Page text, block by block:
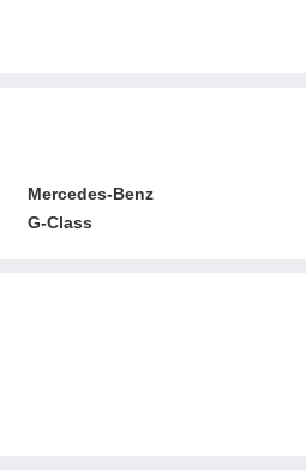
Mercedes-Benz
G-Class